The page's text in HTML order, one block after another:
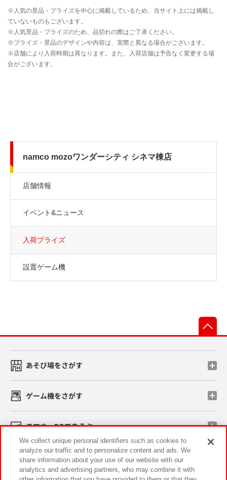
namco mozoワンダーシティ シネマ棟店
店舗情報
イベント&ニュース
入荷プライズ
設置ゲーム機
あそび場をさがす
ゲーム機をさがす
スマホ・PCであそぶ
イベント・キャンペーン
We collect unique personal identifiers such as cookies to
analyze our traffic and to personalize content and ads. We
share information about your use of our website with our
analytics and advertising partners, who may combine it with